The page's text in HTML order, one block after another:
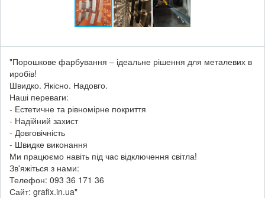
"Порошкове фарбування – ідеальне рішення для металевих в
иробів!
Швидко. Якісно. Надовго.
Наші переваги:
- Естетичне та рівномірне покриття
- Надійний захист
- Довговічність
- Швидке виконання
Ми працюємо навіть під час відключення світла!
Зв'яжіться з нами:
Телефон: 093 36 171 36
Сайт: grafix.in.ua"